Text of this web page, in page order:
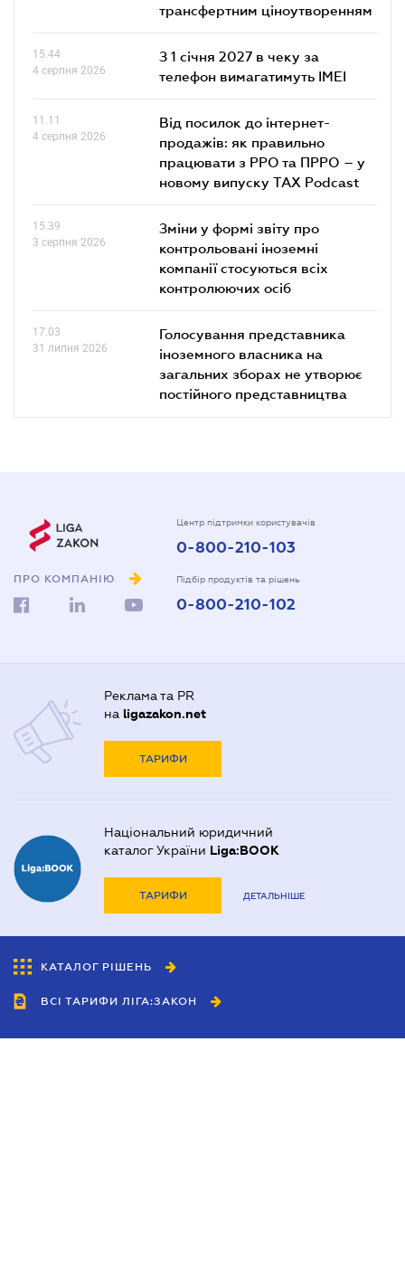
трансфертним ціноутворенням
15.44
4 серпня 2026
З 1 січня 2027 в чеку за
телефон вимагатимуть IMEI
11.11
4 серпня 2026
Від посилок до інтернет-
продажів: як правильно
працювати з РРО та ПРРО – у
новому випуску TAX Podcast
15.39
3 серпня 2026
Зміни у формі звіту про
контрольовані іноземні
компанії стосуються всіх
контролюючих осіб
17.03
31 липня 2026
Голосування представника
іноземного власника на
загальних зборах не утворює
постійного представництва
ПРО КОМПАНІЮ
Центр підтримки користувачів
0-800-210-103
Підбір продуктів та рішень
0-800-210-102
Реклама та PR
на ligazakon.net
ТАРИФИ
Національний юридичний
каталог України Liga:BOOK
ТАРИФИ ДЕТАЛЬНІШЕ
КАТАЛОГ РІШЕНЬ
ВСІ ТАРИФИ ЛІГА:ЗАКОН